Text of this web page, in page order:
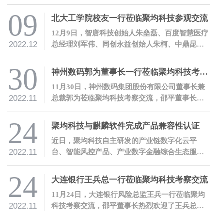
09
2022.12
北大工学院校友一行莅临聚均科技参观交流
12月9日，智唐科技创始人朱垒磊、百度智慧医疗
总经理刘军伟、同创永益创始人朱柯、中鼎昆仑
友一行莅临聚均科技参观交流，邵平董事长热烈
欢迎了各位校友的到访。
30
2022.11
神州数码郭为董事长一行莅临聚均科技考察交流
11月30日，神州数码集团股份有限公司董事长兼
总裁郭为莅临聚均科技考察交流，邵平董事长热
24
2022.11
聚均科技与麒麟软件完成产品兼容性认证
近日，聚均科技自主研发的产业链数字化云平
台、智能风控产品、产业数字金融综合生态服务
完成了兼容性联合测试。
24
2022.11
大连银行王兵总一行莅临聚均科技考察交流
11月24日，大连银行风险总监王兵一行莅临聚均
科技考察交流，邵平董事长热烈欢迎了王兵总一